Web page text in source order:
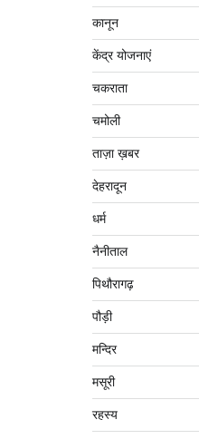
कानून
केंद्र योजनाएं
चकराता
चमोली
ताज़ा ख़बर
देहरादून
धर्म
नैनीताल
पिथौरागढ़
पौड़ी
मन्दिर
मसूरी
रहस्य